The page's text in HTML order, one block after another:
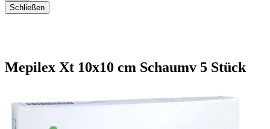
Schließen
Mepilex Xt 10x10 cm Schaumv 5 Stück